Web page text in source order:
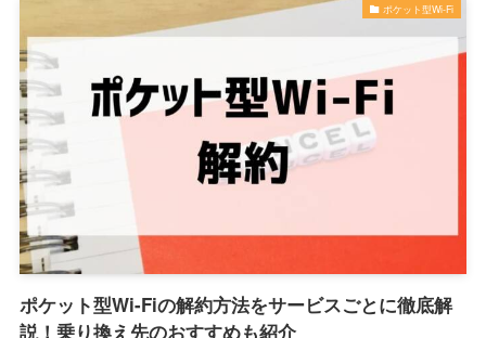
ポケット型Wi-Fi
ポケット型Wi-Fiの解約方法をサービスごとに徹底解
説！乗り換え先のおすすめも紹介